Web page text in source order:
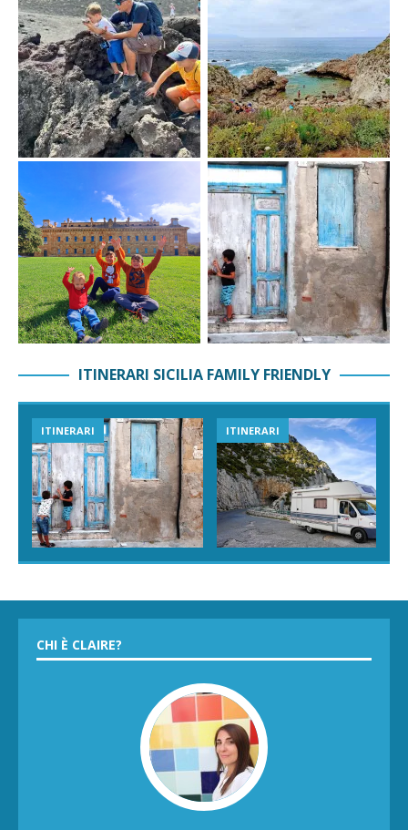
ITINERARI SICILIA FAMILY FRIENDLY
ITINERARI ITINERARI
CHI È CLAIRE?